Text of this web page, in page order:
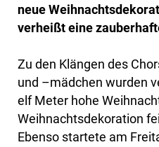
neue
verheißt eine
Zu den Klängen des
und –mädchen wurden
elf Meter hohe
Weihnachtsdekoration
Ebenso startete am